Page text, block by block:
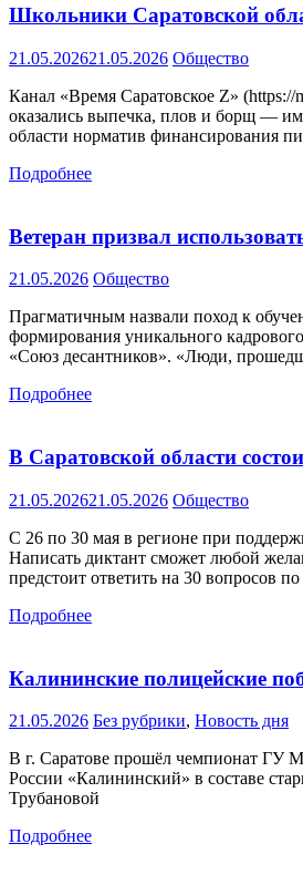
Школьники Саратовской
21.05.202621.05.2026 Общество
Канал «Время Саратовское Z»
оказались выпечка, плов и борщ —
области норматив финансирования
Подробнее
Ветеран призвал
21.05.2026 Общество
Прагматичным назвали поход к
формирования уникального
«Союз десантников». «Люди,
Подробнее
В Саратовской области
21.05.202621.05.2026 Общество
С 26 по 30 мая в регионе при
Написать диктант сможет любой
предстоит ответить на 30 вопросов
Подробнее
Калининские полицейские
21.05.2026 Без рубрики, Новость дня
В г. Саратове прошёл чемпионат ГУ
России «Калининский» в составе
Трубановой
Подробнее